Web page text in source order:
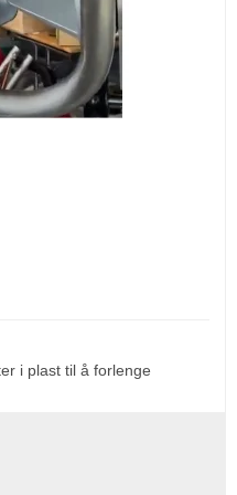
i plast til å forlenge